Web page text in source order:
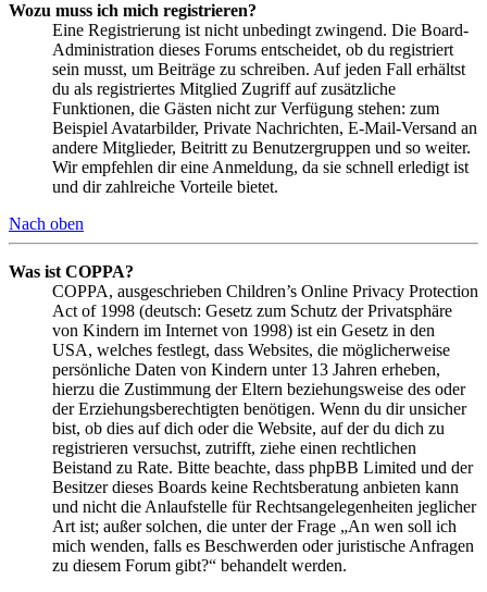
Wozu muss ich mich registrieren?
Eine Registrierung ist nicht unbedingt zwingend. Die Board-
Administration dieses Forums entscheidet, ob du registriert
sein musst, um Beiträge zu schreiben. Auf jeden Fall erhältst
du als registriertes Mitglied Zugriff auf zusätzliche
Funktionen, die Gästen nicht zur Verfügung stehen: zum
Beispiel Avatarbilder, Private Nachrichten, E-Mail-Versand an
andere Mitglieder, Beitritt zu Benutzergruppen und so weiter.
Wir empfehlen dir eine Anmeldung, da sie schnell erledigt ist
und dir zahlreiche Vorteile bietet.
Nach oben
Was ist COPPA?
COPPA, ausgeschrieben Children’s Online Privacy Protection
Act of 1998 (deutsch: Gesetz zum Schutz der Privatsphäre
von Kindern im Internet von 1998) ist ein Gesetz in den
USA, welches festlegt, dass Websites, die möglicherweise
persönliche Daten von Kindern unter 13 Jahren erheben,
hierzu die Zustimmung der Eltern beziehungsweise des oder
der Erziehungsberechtigten benötigen. Wenn du dir unsicher
bist, ob dies auf dich oder die Website, auf der du dich zu
registrieren versuchst, zutrifft, ziehe einen rechtlichen
Beistand zu Rate. Bitte beachte, dass phpBB Limited und der
Besitzer dieses Boards keine Rechtsberatung anbieten kann
und nicht die Anlaufstelle für Rechtsangelegenheiten jeglicher
Art ist; außer solchen, die unter der Frage „An wen soll ich
mich wenden, falls es Beschwerden oder juristische Anfragen
zu diesem Forum gibt?“ behandelt werden.